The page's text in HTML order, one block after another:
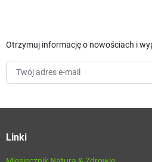
Otrzymuj informację o nowościach i
Linki